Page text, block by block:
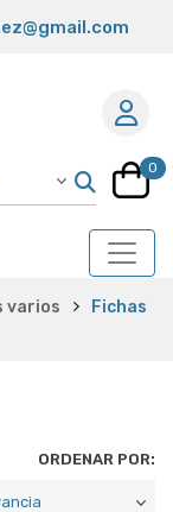
0
varios
Fichas
ORDENAR POR: